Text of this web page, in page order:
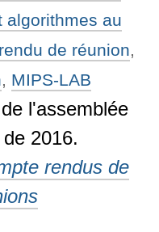
algorithmes au
de réunion,
, MIPS-LAB
l'assemblée
2016.
rendus de